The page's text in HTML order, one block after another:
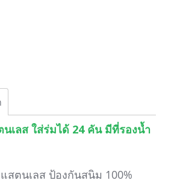
นเลส ใส่ร่มได้ 24 คัน มีที่รองน้ำ
ตนเลส ป้องกันสนิม 100%